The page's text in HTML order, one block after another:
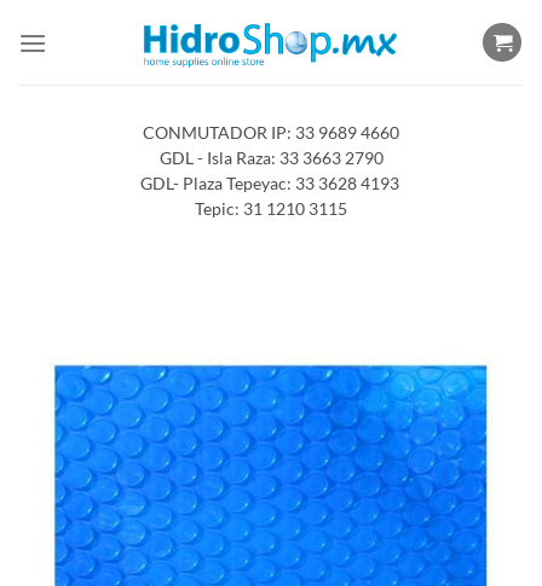
CONMUTADOR IP: 33 9689 4660
GDL - Isla Raza: 33 3663 2790
GDL- Plaza Tepeyac: 33 3628 4193
Tepic: 31 1210 3115